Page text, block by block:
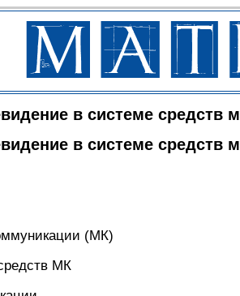
в системе средств
в системе средств
(МК)
МК